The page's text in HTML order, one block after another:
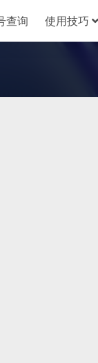
查询 使用技巧